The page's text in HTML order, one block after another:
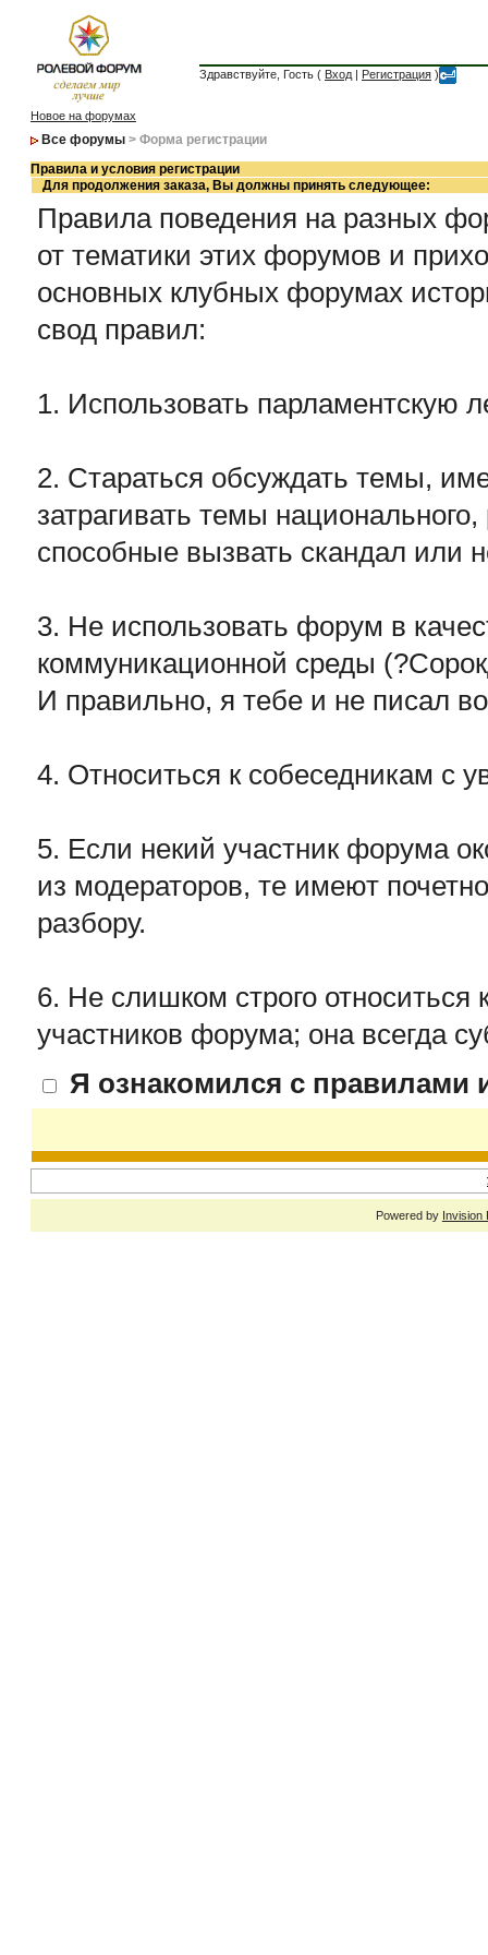
Здравствуйте, Гость ( Вход | Регистрация )
Новое на форумах
Все форумы > Форма регистрации
Правила и условия регистрации
Для продолжения заказа, Вы должны принять следующее:
Правила поведения на разных
от тематики этих форумов и
основных клубных форумах
свод правил:
1. Использовать парламентскую
2. Стараться обсуждать темы,
затрагивать темы
способные вызвать скандал или
3. Не использовать форум в
коммуникационной среды
И правильно, я тебе и не писал
4. Относиться к собеседникам с
5. Если некий участник форума
из модераторов, те имеют
разбору.
6. Не слишком строго относиться
участников форума; она всегда
Я ознакомился с правилами
Powered by Invision